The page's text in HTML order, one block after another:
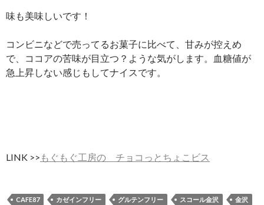
味も美味しいです！
コンビニなどで売ってるお菓子に比べて、甘みが控えめ
で、ココアの苦味が目立つ？ような気がします。血糖値が
急上昇しない感じもしてナイスです。
LINK >> もぐもぐ工房の チョコっとちょこビス
CAFE87 カゼインフリー グルテンフリー スコール金沢 金沢